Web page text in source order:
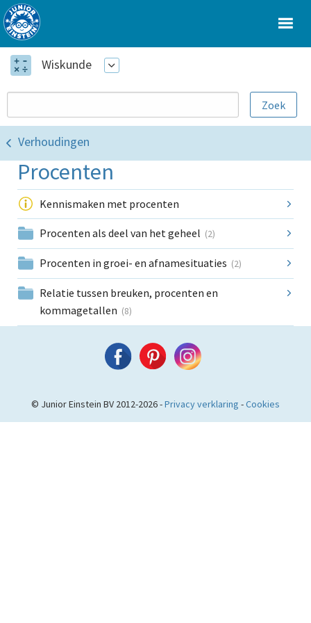
Wiskunde
Verhoudingen
Procenten
Kennismaken met procenten
Procenten als deel van het geheel (2)
Procenten in groei- en afnamesituaties (2)
Relatie tussen breuken, procenten en
kommagetallen (8)
© Junior Einstein BV 2012-2026 -Privacy verklaring -Cookies